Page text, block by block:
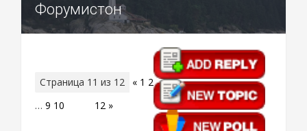
Форумистон
Страница 11 из 12 « 1 2
… 9 10 12 »